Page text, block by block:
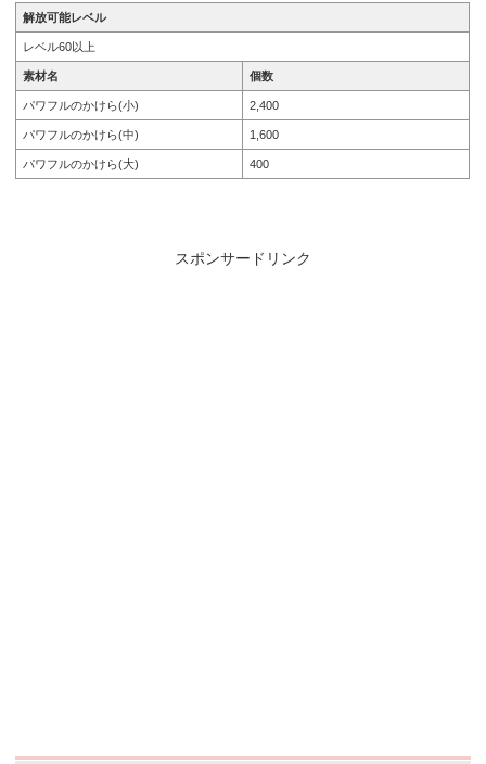
解放可能レベル
レベル60以上
素材名 個数
パワフルのかけら(小) 2,400
パワフルのかけら(中) 1,600
パワフルのかけら(大) 400
スポンサードリンク